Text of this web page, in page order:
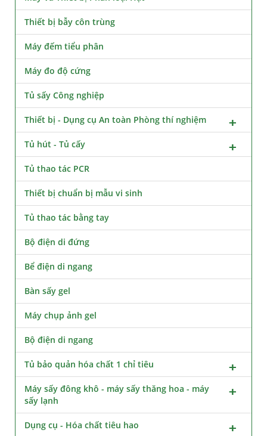
Thiết bị bẫy côn trùng
Máy đếm tiểu phân
Máy đo độ cứng
Tủ sấy Công nghiệp
Thiết bị - Dụng cụ An toàn Phòng thí nghiệm
Tủ hút - Tủ cấy
Tủ thao tác PCR
Thiết bị chuẩn bị mẫu vi sinh
Tủ thao tác bằng tay
Bộ điện di đứng
Bể điện di ngang
Bàn sấy gel
Máy chụp ảnh gel
Bộ điện di ngang
Tủ bảo quản hóa chất 1 chỉ tiêu
Máy sấy đông khô - máy sấy thăng hoa - máy
sấy lạnh
Dụng cụ - Hóa chất tiêu hao